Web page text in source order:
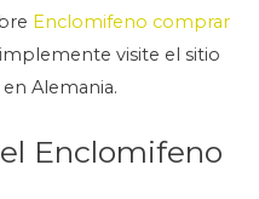
Enclomifeno comprar
visite el sitio
Alemania.
Enclomifeno